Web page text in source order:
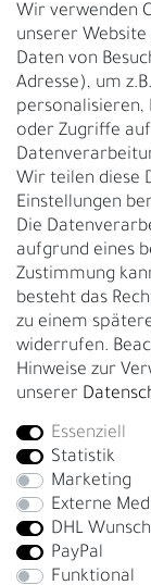
Vertrag
UNTERNEHMEN
Nachhaltigkeit
Kontakt
Über uns
Rückgabe
Gürtelgröße messen
Garantie
B2B Geschäftskunden
Bei Fragen wenden
Montag - Freitag,
Gürtelmanufaktur
Wir verwenden
unserer
Daten von
Adresse), um
personalisieren,
oder Zugriffe
Wir teilen diese
Einstellungen
Die
aufgrund eines
Zustimmung
besteht das
zu einem
widerrufen.
Hinweise zur
unserer
Essenziell
Statistik
Marketing
Externe
DHL
PayPal
Funktional